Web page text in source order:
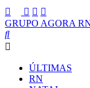
GRUPO AGORA
ÚLTIMAS
RN